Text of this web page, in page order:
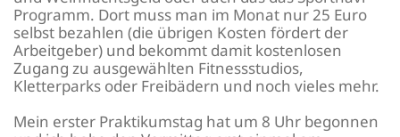
Programm. Dort muss man im Monat nur 25 Euro
selbst bezahlen (die übrigen Kosten fördert der
Arbeitgeber) und bekommt damit kostenlosen
Zugang zu ausgewählten Fitnessstudios,
Kletterparks oder Freibädern und noch vieles mehr.
Mein erster Praktikumstag hat um 8 Uhr begonnen